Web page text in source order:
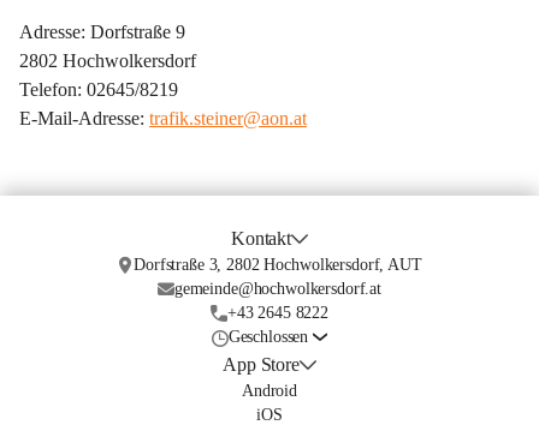
Adresse: Dorfstraße 9
2802 Hochwolkersdorf
Telefon: 02645/8219
E-Mail-Adresse: trafik.steiner@aon.at
Kontakt
Dorfstraße 3, 2802 Hochwolkersdorf, AUT
gemeinde@hochwolkersdorf.at
+43 2645 8222
Geschlossen
App Store
Android
iOS